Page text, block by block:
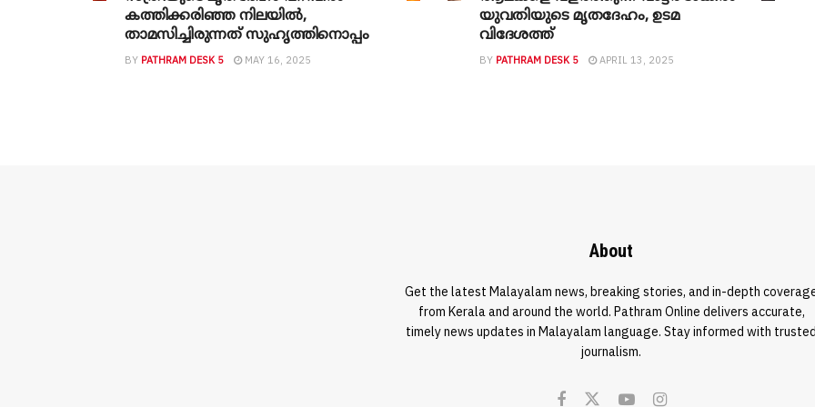
കത്തിക്കരിഞ്ഞ നിലയിൽ,
താമസിച്ചിരുന്നത് സുഹൃത്തിനൊപ്പം
BY PATHRAM DESK 5 MAY 16, 2025
യുവതിയുടെ മൃതദേഹം, ഉടമ
വിദേശത്ത്
BY PATHRAM DESK 5 APRIL 13, 2025
About
Get the latest Malayalam news, breaking stories, and in-depth
from Kerala and around the world. Pathram Online delivers accurate,
timely news updates in Malayalam language. Stay informed with
journalism.